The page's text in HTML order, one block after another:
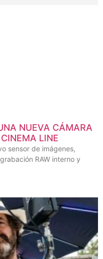
NUEVA CÁMARA
LINE
sensor de imágenes,
RAW interno y